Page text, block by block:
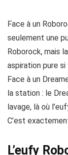
Face à un
seulement une
Roborock, mais
aspiration pure
Face à un
la station : le
lavage, là où
C’est
L’eufy